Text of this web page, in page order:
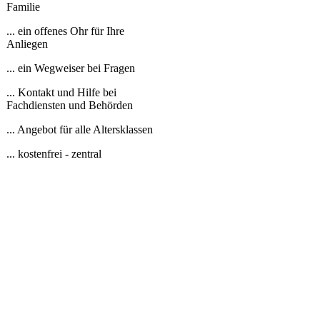
Familie
... ein offenes Ohr für Ihre
Anliegen
... ein Wegweiser bei Fragen
... Kontakt und Hilfe bei
Fachdiensten und Behörden
... Angebot für alle Altersklassen
... kostenfrei - zentral